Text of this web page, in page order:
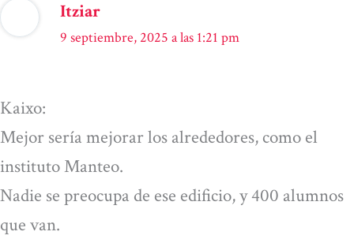
Itziar
9 septiembre, 2025 a las 1:21 pm
Kaixo:
Mejor sería mejorar los alrededores, como el
instituto Manteo.
Nadie se preocupa de ese edificio, y 400 alumnos
que van.